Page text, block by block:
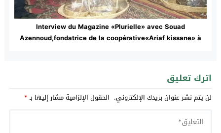
Interview du Magazine «Plurielle» avec Souad
Azennoud,fondatrice de la coopérative«Ariaf kissane» à
اترك تعليق
لن يتم نشر عنوان بريدك الإلكتروني. الحقول الإلزامية مشار إليها بـ*